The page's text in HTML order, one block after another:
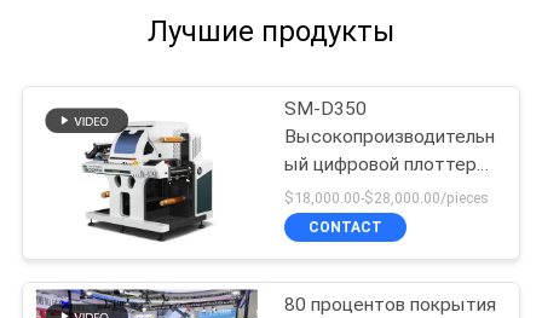
Лучшие продукты
SM-D350
Высокопроизводительн
ый цифровой плоттер
для высечки и резки
этикеток
$18,000.00-$28,000.00/pieces
CONTACT
80 процентов покрытия